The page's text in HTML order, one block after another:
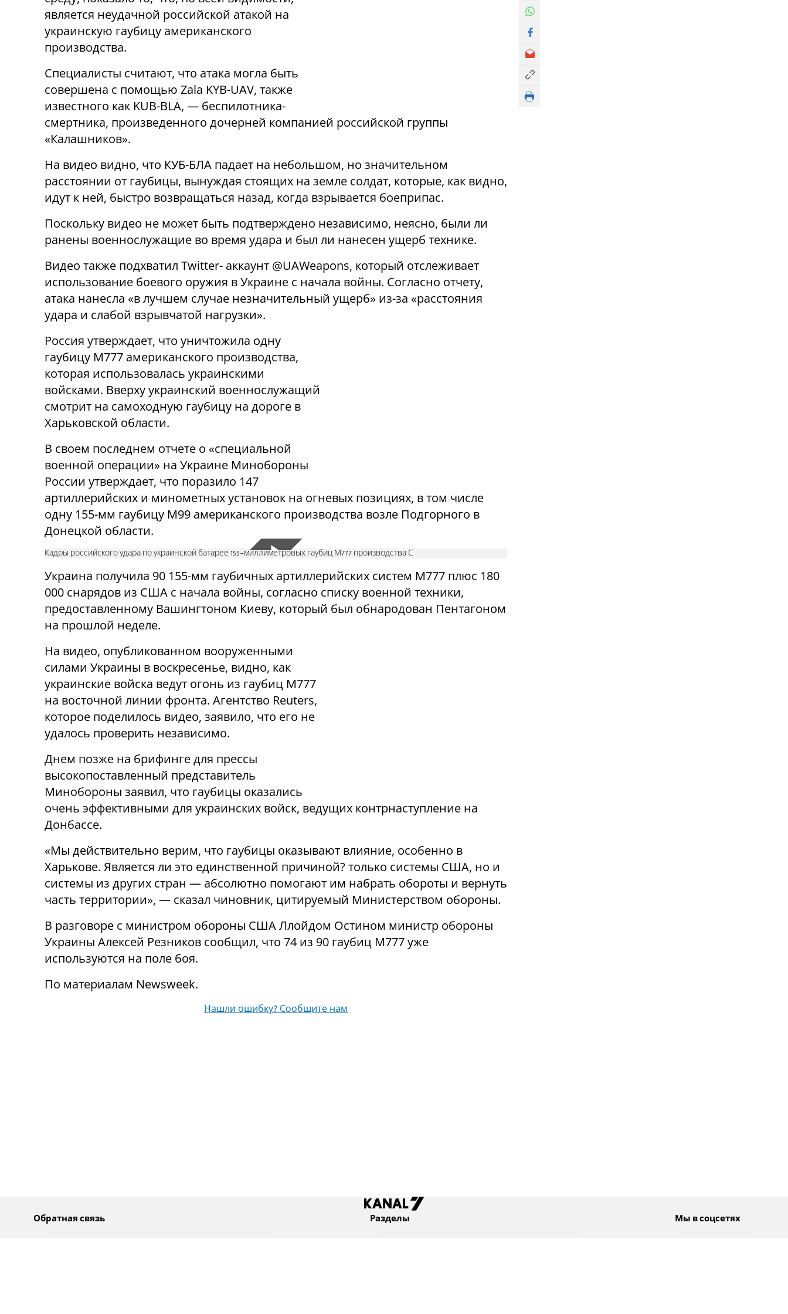
является неудачной российской атакой на
украинскую гаубицу американского
производства.
Специалисты считают, что атака могла быть
совершена с помощью Zala KYB-UAV, также
известного как KUB-BLA, — беспилотника-
смертника, произведенного дочерней компанией российской группы
«Калашников».
На видео видно, что КУБ-БЛА падает на небольшом, но значительном
расстоянии от гаубицы, вынуждая стоящих на земле солдат, которые, как видно,
идут к ней, быстро возвращаться назад, когда взрывается боеприпас.
Поскольку видео не может быть подтверждено независимо, неясно, были ли
ранены военнослужащие во время удара и был ли нанесен ущерб технике.
Видео также подхватил Twitter- аккаунт @UAWeapons, который отслеживает
использование боевого оружия в Украине с начала войны. Согласно отчету,
атака нанесла «в лучшем случае незначительный ущерб» из-за «расстояния
удара и слабой взрывчатой ​​нагрузки».
Россия утверждает, что уничтожила одну
гаубицу М777 американского производства,
которая использовалась украинскими
войсками. Вверху украинский военнослужащий
смотрит на самоходную гаубицу на дороге в
Харьковской области.
В своем последнем отчете о «специальной
военной операции» на Украине Минобороны
России утверждает, что поразило 147
артиллерийских и минометных установок на огневых позициях, в том числе
одну 155-мм гаубицу М99 американского производства возле Подгорного в
Донецкой области.
Кадры российского удара по украинской батарее 155-миллиметровых гаубиц М777 производства С
Украина получила 90 155-мм гаубичных артиллерийских систем М777 плюс 180
000 снарядов из США с начала войны, согласно списку военной техники,
предоставленному Вашингтоном Киеву, который был обнародован Пентагоном
на прошлой неделе.
На видео, опубликованном вооруженными
силами Украины в воскресенье, видно, как
украинские войска ведут огонь из гаубиц M777
на восточной линии фронта. Агентство Reuters,
которое поделилось видео, заявило, что его не
удалось проверить независимо.
Днем позже на брифинге для прессы
высокопоставленный представитель
Минобороны заявил, что гаубицы оказались
очень эффективными для украинских войск, ведущих контрнаступление на
Донбассе.
«Мы действительно верим, что гаубицы оказывают влияние, особенно в
Харькове. Является ли это единственной причиной? только системы США, но и
системы из других стран — абсолютно помогают им набрать обороты и вернуть
часть территории», — сказал чиновник, цитируемый Министерством обороны.
В разговоре с министром обороны США Ллойдом Остином министр обороны
Украины Алексей Резников сообщил, что 74 из 90 гаубиц М777 уже
используются на поле боя.
По материалам Newsweek.
Нашли ошибку? Сообщите нам
Обратная связь Разделы Мы в соцсетях